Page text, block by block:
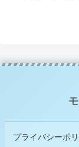
プライバシーポ